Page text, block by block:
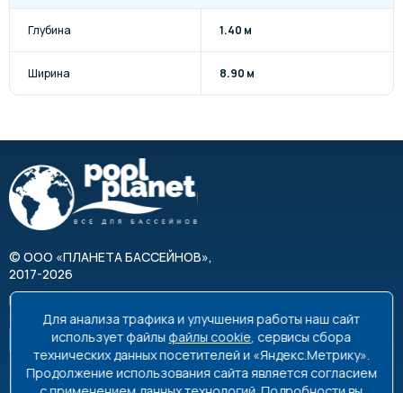
Глубина 1.40 м
Ширина 8.90 м
© ООО «ПЛАНЕТА БАССЕЙНОВ»,
2017-2026
Все права защищены
Для анализа трафика и улучшения работы наш сайт
использует файлы файлы cookie, сервисы сбора
технических данных посетителей и «Яндекс.Метрику».
Продолжение использования сайта является согласием